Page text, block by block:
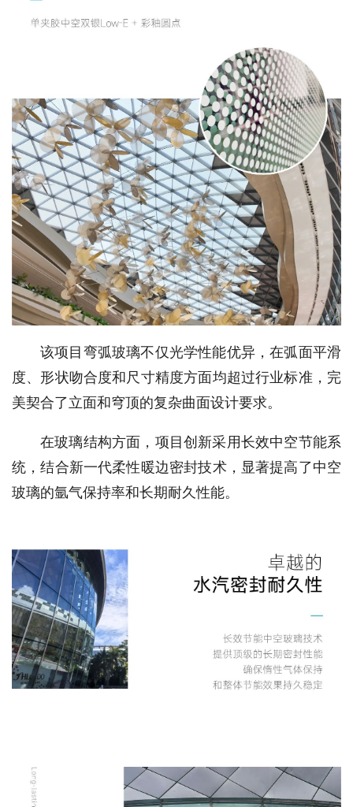
该项目弯弧玻璃不仅光学性能优异，在弧面平滑
度、形状吻合度和尺寸精度方面均超过行业标准，完
美契合了立面和穹顶的复杂曲面设计要求。
在玻璃结构方面，项目创新采用长效中空节能系
统，结合新一代柔性暖边密封技术，显著提高了中空
玻璃的氩气保持率和长期耐久性能。